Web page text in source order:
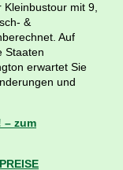
Kleinbustour mit 9,
&
Auf
Staaten
erwartet Sie
und
– zum